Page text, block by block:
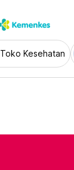
Toko Kesehatan